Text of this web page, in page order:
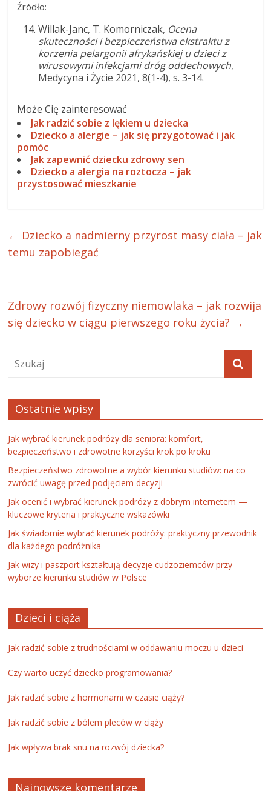
Źródło:
Willak-Janc, T. Komorniczak, Ocena
skuteczności i bezpieczeństwa ekstraktu z
korzenia pelargonii afrykańskiej u dzieci z
wirusowymi infekcjami dróg oddechowych,
Medycyna i Życie 2021, 8(1-4), s. 3-14.
Może Cię zainteresować
Jak radzić sobie z lękiem u dziecka
Dziecko a alergie – jak się przygotować i jak
pomóc
Jak zapewnić dziecku zdrowy sen
Dziecko a alergia na roztocza – jak
przystosować mieszkanie
← Dziecko a nadmierny przyrost masy ciała – jak
temu zapobiegać
Zdrowy rozwój fizyczny niemowlaka – jak rozwija
się dziecko w ciągu pierwszego roku życia? →
Ostatnie wpisy
Jak wybrać kierunek podróży dla seniora: komfort,
bezpieczeństwo i zdrowotne korzyści krok po kroku
Bezpieczeństwo zdrowotne a wybór kierunku studiów: na co
zwrócić uwagę przed podjęciem decyzji
Jak ocenić i wybrać kierunek podróży z dobrym internetem —
kluczowe kryteria i praktyczne wskazówki
Jak świadomie wybrać kierunek podróży: praktyczny przewodnik
dla każdego podróżnika
Jak wizy i paszport kształtują decyzje cudzoziemców przy
wyborze kierunku studiów w Polsce
Dzieci i ciąża
Jak radzić sobie z trudnościami w oddawaniu moczu u dzieci
Czy warto uczyć dziecko programowania?
Jak radzić sobie z hormonami w czasie ciąży?
Jak radzić sobie z bólem pleców w ciąży
Jak wpływa brak snu na rozwój dziecka?
Najnowsze komentarze